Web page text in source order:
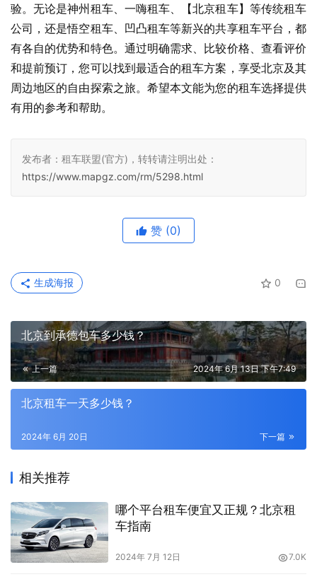
验。无论是神州租车、一嗨租车、【北京租车】等传统租车
公司，还是悟空租车、凹凸租车等新兴的共享租车平台，都
有各自的优势和特色。通过明确需求、比较价格、查看评价
和提前预订，您可以找到最适合的租车方案，享受北京及其
周边地区的自由探索之旅。希望本文能为您的租车选择提供
有用的参考和帮助。
发布者：租车联盟(官方)，转转请注明出处：
https://www.mapgz.com/rm/5298.html
赞 (0)
0
生成海报
北京到承德包车多少钱？
上一篇 2024年 6月 13日 下午7:49
北京租车一天多少钱？
下一篇
2024年 6月 20日
相关推荐
哪个平台租车便宜又正规？北京租
车指南
2024年 7月 12日 7.0K